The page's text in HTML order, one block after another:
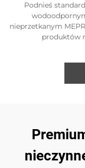
Podnieś
nieprzetkanym
produktów